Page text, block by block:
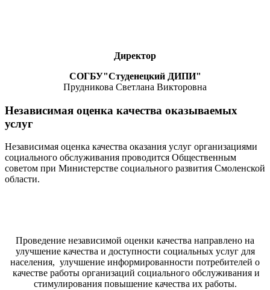
Директор
СОГБУ"Студенецкий ДИПИ"
Прудникова Светлана Викторовна
Независимая оценка качества оказываемых
услуг
Независимая оценка качества оказания услуг организациями
социального обслуживания проводится Общественным
советом при Министерстве социального развития Смоленской
области.
Проведение независимой оценки качества направлено на
улучшение качества и доступности социальных услуг для
населения, улучшение информированности потребителей о
качестве работы организаций социального обслуживания и
стимулирования повышение качества их работы.